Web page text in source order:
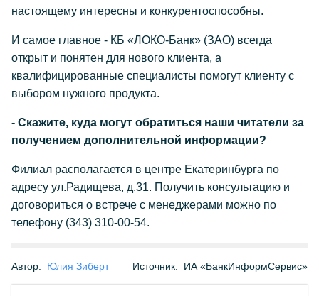
настоящему интересны и конкурентоспособны.
И самое главное - КБ «ЛОКО-Банк» (ЗАО) всегда
открыт и понятен для нового клиента, а
квалифицированные специалисты помогут клиенту с
выбором нужного продукта.
- Скажите, куда могут обратиться наши читатели за
получением дополнительной информации?
Филиал располагается в центре Екатеринбурга по
адресу ул.Радищева, д.31. Получить консультацию и
договориться о встрече с менеджерами можно по
телефону (343) 310-00-54.
Автор: Юлия Зиберт Источник: ИА «БанкИнформСервис»